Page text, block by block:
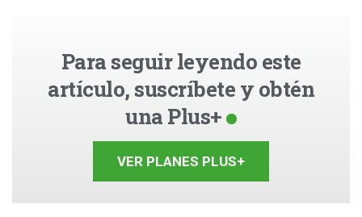
Para seguir leyendo este
artículo, suscríbete y obtén
una Plus+
VER PLANES PLUS+